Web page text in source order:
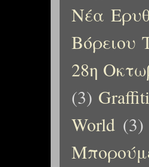
Νέα
Βόρειου
28η
(3) Graffiti
World (3)